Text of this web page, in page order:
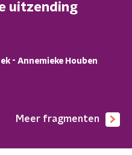
uitzending
- Annemieke Houben
Meer fragmenten